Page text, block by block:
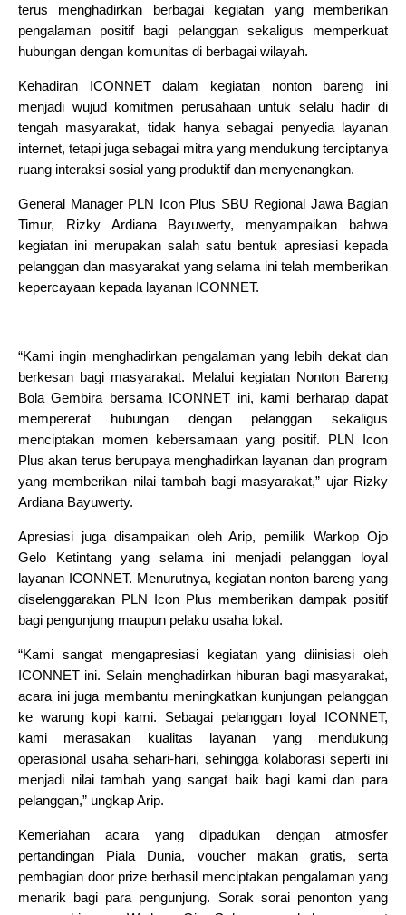
terus menghadirkan berbagai kegiatan yang memberikan
pengalaman positif bagi pelanggan sekaligus memperkuat
hubungan dengan komunitas di berbagai wilayah.
Kehadiran ICONNET dalam kegiatan nonton bareng ini
menjadi wujud komitmen perusahaan untuk selalu hadir di
tengah masyarakat, tidak hanya sebagai penyedia layanan
internet, tetapi juga sebagai mitra yang mendukung terciptanya
ruang interaksi sosial yang produktif dan menyenangkan.
General Manager PLN Icon Plus SBU Regional Jawa Bagian
Timur, Rizky Ardiana Bayuwerty, menyampaikan bahwa
kegiatan ini merupakan salah satu bentuk apresiasi kepada
pelanggan dan masyarakat yang selama ini telah memberikan
kepercayaan kepada layanan ICONNET.
“Kami ingin menghadirkan pengalaman yang lebih dekat dan
berkesan bagi masyarakat. Melalui kegiatan Nonton Bareng
Bola Gembira bersama ICONNET ini, kami berharap dapat
mempererat hubungan dengan pelanggan sekaligus
menciptakan momen kebersamaan yang positif. PLN Icon
Plus akan terus berupaya menghadirkan layanan dan program
yang memberikan nilai tambah bagi masyarakat,” ujar Rizky
Ardiana Bayuwerty.
Apresiasi juga disampaikan oleh Arip, pemilik Warkop Ojo
Gelo Ketintang yang selama ini menjadi pelanggan loyal
layanan ICONNET. Menurutnya, kegiatan nonton bareng yang
diselenggarakan PLN Icon Plus memberikan dampak positif
bagi pengunjung maupun pelaku usaha lokal.
“Kami sangat mengapresiasi kegiatan yang diinisiasi oleh
ICONNET ini. Selain menghadirkan hiburan bagi masyarakat,
acara ini juga membantu meningkatkan kunjungan pelanggan
ke warung kopi kami. Sebagai pelanggan loyal ICONNET,
kami merasakan kualitas layanan yang mendukung
operasional usaha sehari-hari, sehingga kolaborasi seperti ini
menjadi nilai tambah yang sangat baik bagi kami dan para
pelanggan,” ungkap Arip.
Kemeriahan acara yang dipadukan dengan atmosfer
pertandingan Piala Dunia, voucher makan gratis, serta
pembagian door prize berhasil menciptakan pengalaman yang
menarik bagi para pengunjung. Sorak sorai penonton yang